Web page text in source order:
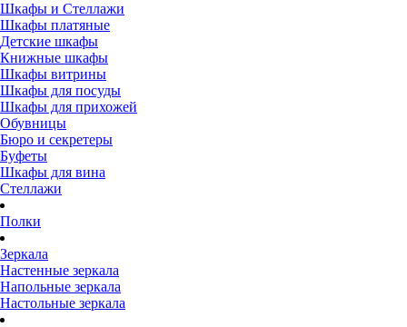
Шкафы и Стеллажи
Шкафы платяные
Детские шкафы
Книжные шкафы
Шкафы витрины
Шкафы для посуды
Шкафы для прихожей
Обувницы
Бюро и секретеры
Буфеты
Шкафы для вина
Стеллажи
Полки
Зеркала
Настенные зеркала
Напольные зеркала
Настольные зеркала